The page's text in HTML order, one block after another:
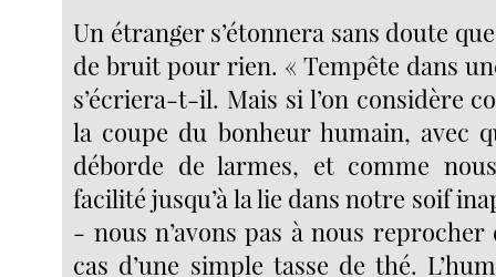
Un étranger s’étonnera sans doute
de bruit pour rien. « Tempête dans
s’écriera-t-il. Mais si l’on considère
la coupe du bonheur humain, avec
déborde de larmes, et comme
facilité jusqu’à la lie dans notre soif
- nous n’avons pas à nous
cas d’une simple tasse de thé.